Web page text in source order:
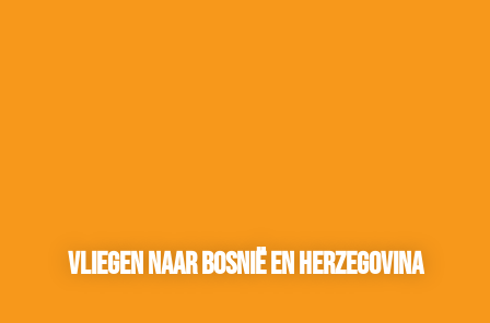
Vliegen naar Bosnië en Herzegovina